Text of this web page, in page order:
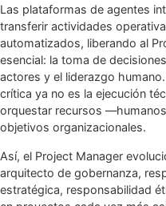
Las plataformas de agentes
transferir actividades
automatizados, liberando al
esencial: la toma de
actores y el liderazgo
crítica ya no es la ejecución
orquestar recursos
objetivos organizacionales.
Así, el Project Manager
arquitecto de gobernanza,
estratégica, responsabilidad